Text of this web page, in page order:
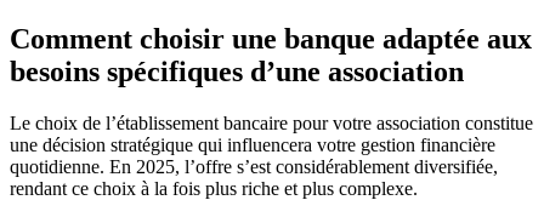
Comment choisir une banque adaptée aux
besoins spécifiques d’une association
Le choix de l’établissement bancaire pour votre association constitue
une décision stratégique qui influencera votre gestion financière
quotidienne. En 2025, l’offre s’est considérablement diversifiée,
rendant ce choix à la fois plus riche et plus complexe.